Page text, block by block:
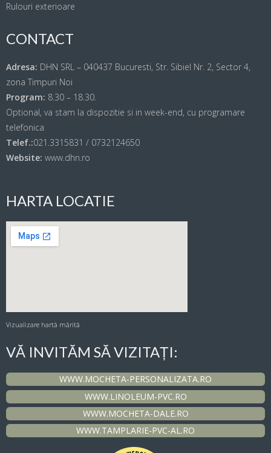
Rulouri exterioare
CONTACT
Adresa: DHN SRL – 040437 Bucuresti, Str. Sibiel Nr. 2, Sector 4,
zona Timpuri Noi
Program: 8.30 – 18.30.
Optional, va stam la dispozitie si in week-end, cu programare
telefonica
Telef.:021.3315831 / 0732124650
Website: www.dhn.ro
HARTA LOCATIE
Vizualizare hartă mărită
VĂ INVITĂM SĂ VIZITAȚI:
WWW.MOCHETA-PERSONALIZATA.RO
WWW.LINOLEUM-PVC.RO
WWW.MOCHETA-DALE.RO
WWW.TAMPLARIE-PVC-AL.RO